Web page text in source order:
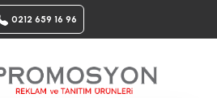
0212 659 16 96